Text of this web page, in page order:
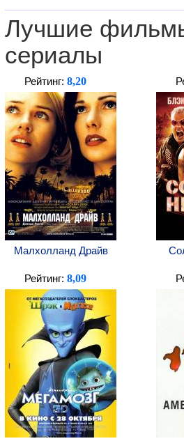
Лучшие
сериалы
Рейтинг: 8,20
Малхолланд Драйв
Рейтинг: 8,09